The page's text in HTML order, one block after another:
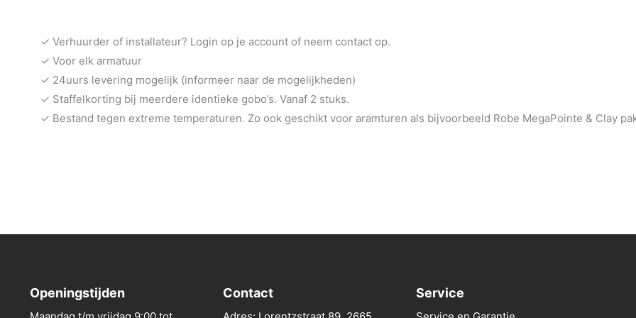
✓ Verhuurder of installateur? Login op je account of neem contact op.
✓ Voor elk armatuur
✓ 24uurs levering mogelijk (informeer naar de mogelijkheden)
✓ Staffelkorting bij meerdere identieke gobo’s. Vanaf 2 stuks.
✓ Bestand tegen extreme temperaturen. Zo ook geschikt voor aramturen als bijvoorbeeld Robe MegaPointe & Clay
Openingstijden Contact Service